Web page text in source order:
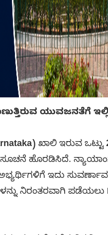
ಯುವಜನತೆಗೆ
ಖಾಲಿ ಇರುವ ಒಟ್ಟು
ಹೊರಡಿಸಿದೆ.
ಇದು
ನಿರಂತರವಾಗಿ ಪಡೆಯಲು